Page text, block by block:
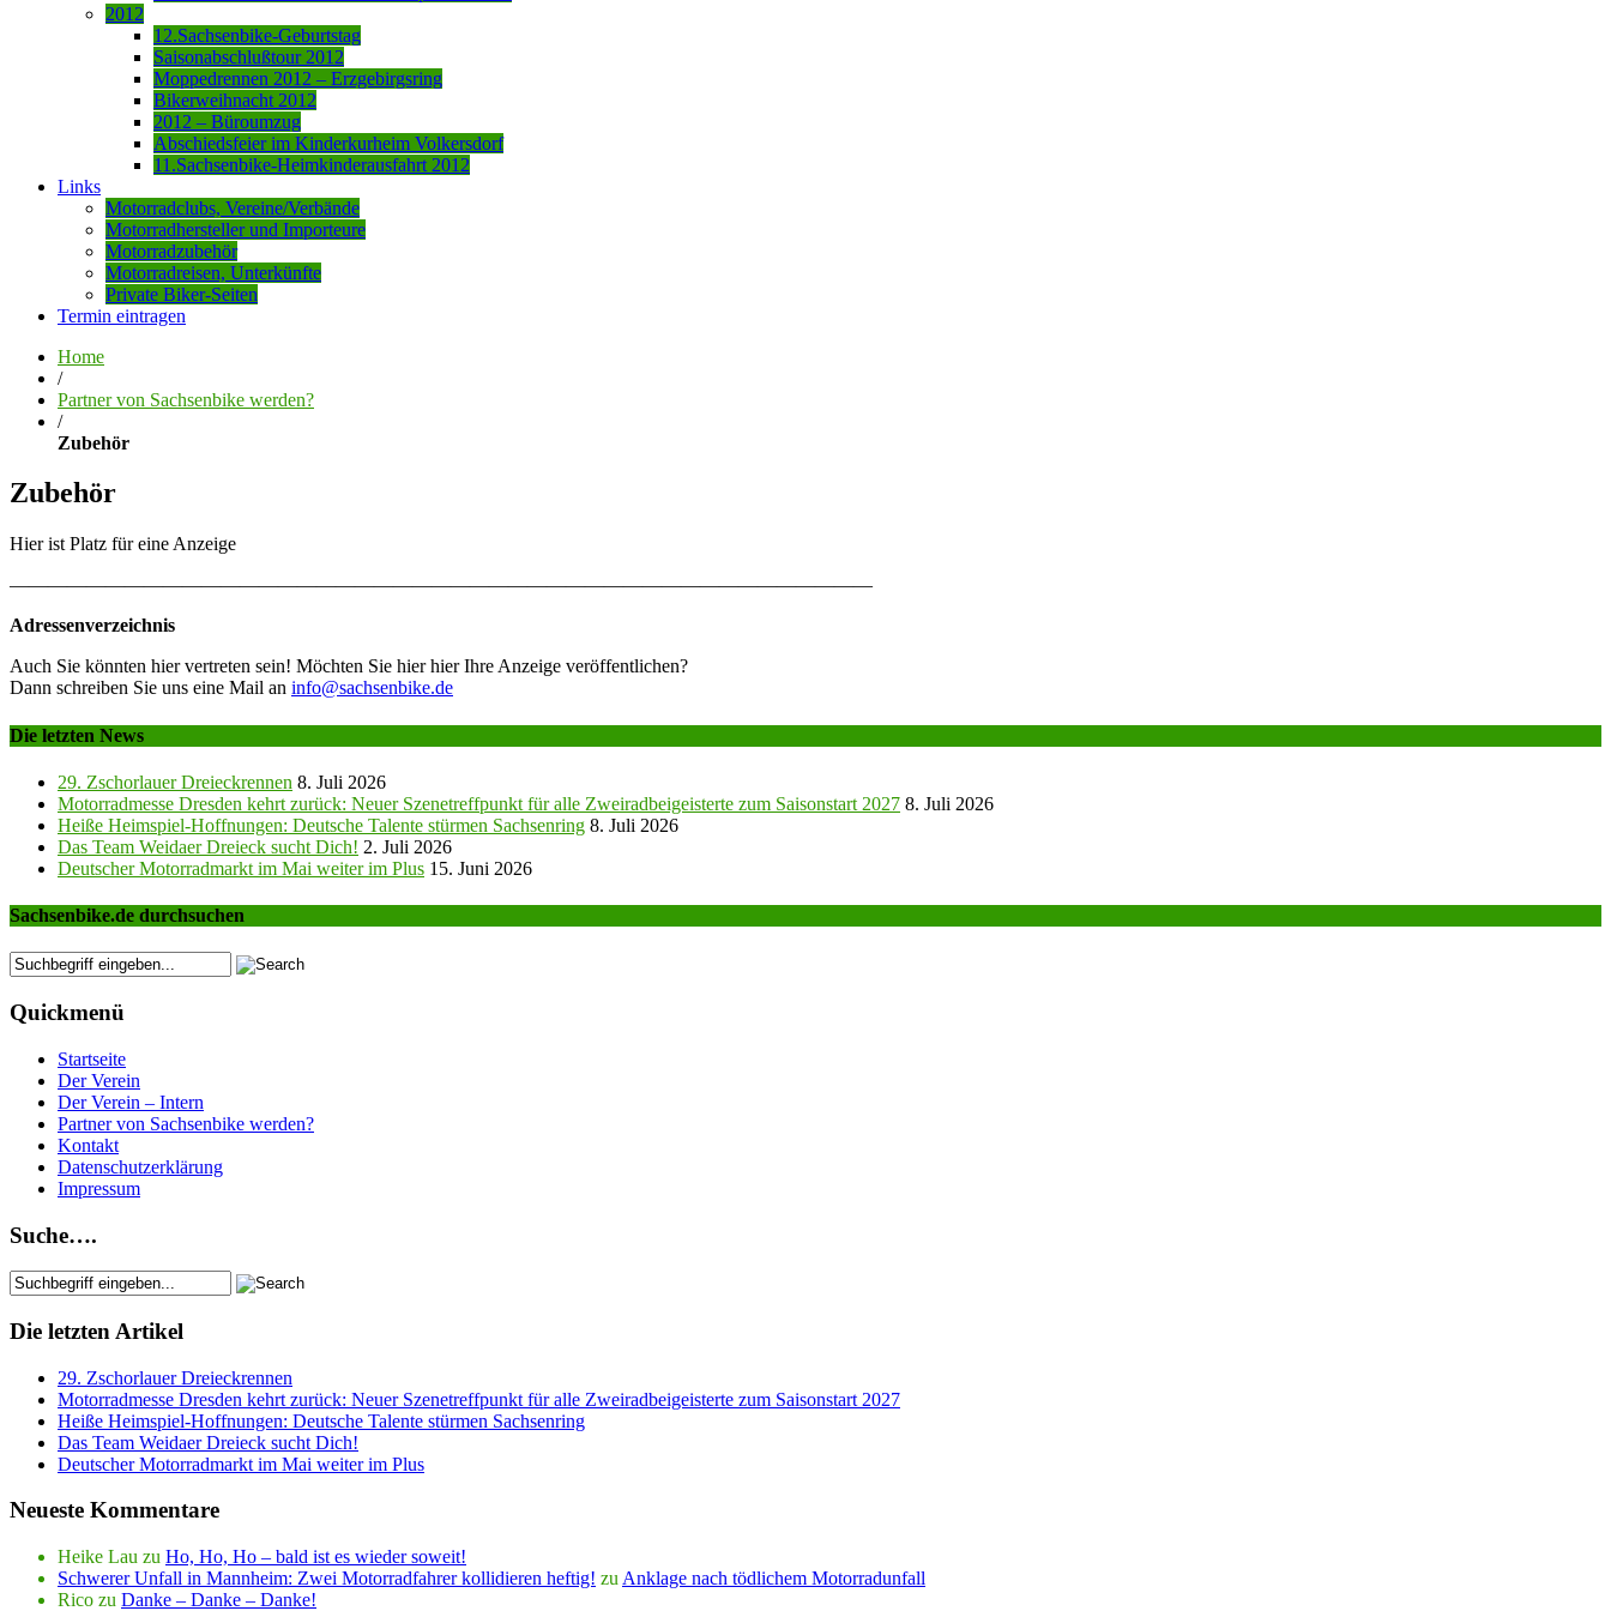
2012
12.Sachsenbike-Geburtstag
Saisonabschlußtour 2012
Moppedrennen 2012 – Erzgebirgsring
Bikerweihnacht 2012
2012 – Büroumzug
Abschiedsfeier im Kinderkurheim Volkersdorf
11.Sachsenbike-Heimkinderausfahrt 2012
Links
Motorradclubs, Vereine/Verbände
Motorradhersteller und Importeure
Motorradzubehör
Motorradreisen, Unterkünfte
Private Biker-Seiten
Termin eintragen
Home
/
Partner von Sachsenbike werden?
/
Zubehör
Zubehör
Hier ist Platz für eine Anzeige
—————————————————————————————————————————————
Adressenverzeichnis
Auch Sie könnten hier vertreten sein! Möchten Sie hier hier Ihre Anzeige veröffentlichen?
Dann schreiben Sie uns eine Mail an info@sachsenbike.de
Die letzten News
29. Zschorlauer Dreieckrennen 8. Juli 2026
Motorradmesse Dresden kehrt zurück: Neuer Szenetreffpunkt für alle Zweiradbeigeisterte zum Saisonstart 2027 8. Juli 2026
Heiße Heimspiel-Hoffnungen: Deutsche Talente stürmen Sachsenring 8. Juli 2026
Das Team Weidaer Dreieck sucht Dich! 2. Juli 2026
Deutscher Motorradmarkt im Mai weiter im Plus 15. Juni 2026
Sachsenbike.de durchsuchen
Quickmenü
Startseite
Der Verein
Der Verein – Intern
Partner von Sachsenbike werden?
Kontakt
Datenschutzerklärung
Impressum
Suche….
Die letzten Artikel
29. Zschorlauer Dreieckrennen
Motorradmesse Dresden kehrt zurück: Neuer Szenetreffpunkt für alle Zweiradbeigeisterte zum Saisonstart 2027
Heiße Heimspiel-Hoffnungen: Deutsche Talente stürmen Sachsenring
Das Team Weidaer Dreieck sucht Dich!
Deutscher Motorradmarkt im Mai weiter im Plus
Neueste Kommentare
Heike Lau zu Ho, Ho, Ho – bald ist es wieder soweit!
Schwerer Unfall in Mannheim: Zwei Motorradfahrer kollidieren heftig! zu Anklage nach tödlichem Motorradunfall
Rico zu Danke – Danke – Danke!